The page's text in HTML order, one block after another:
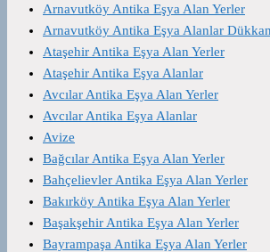
Arnavutköy Antika Eşya Alan Yerler
Arnavutköy Antika Eşya Alanlar
Ataşehir Antika Eşya Alan Yerler
Ataşehir Antika Eşya Alanlar
Avcılar Antika Eşya Alan Yerler
Avcılar Antika Eşya Alanlar
Avize
Bağcılar Antika Eşya Alan Yerler
Bahçelievler Antika Eşya Alan Yerler
Bakırköy Antika Eşya Alan Yerler
Başakşehir Antika Eşya Alan Yerler
Bayrampaşa Antika Eşya Alan Yerler